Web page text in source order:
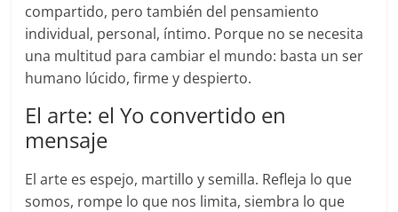
compartido, pero también del pensamiento
individual, personal, íntimo. Porque no se necesita
una multitud para cambiar el mundo: basta un ser
humano lúcido, firme y despierto.
El arte: el Yo convertido en
mensaje
El arte es espejo, martillo y semilla. Refleja lo que
somos, rompe lo que nos limita, siembra lo que